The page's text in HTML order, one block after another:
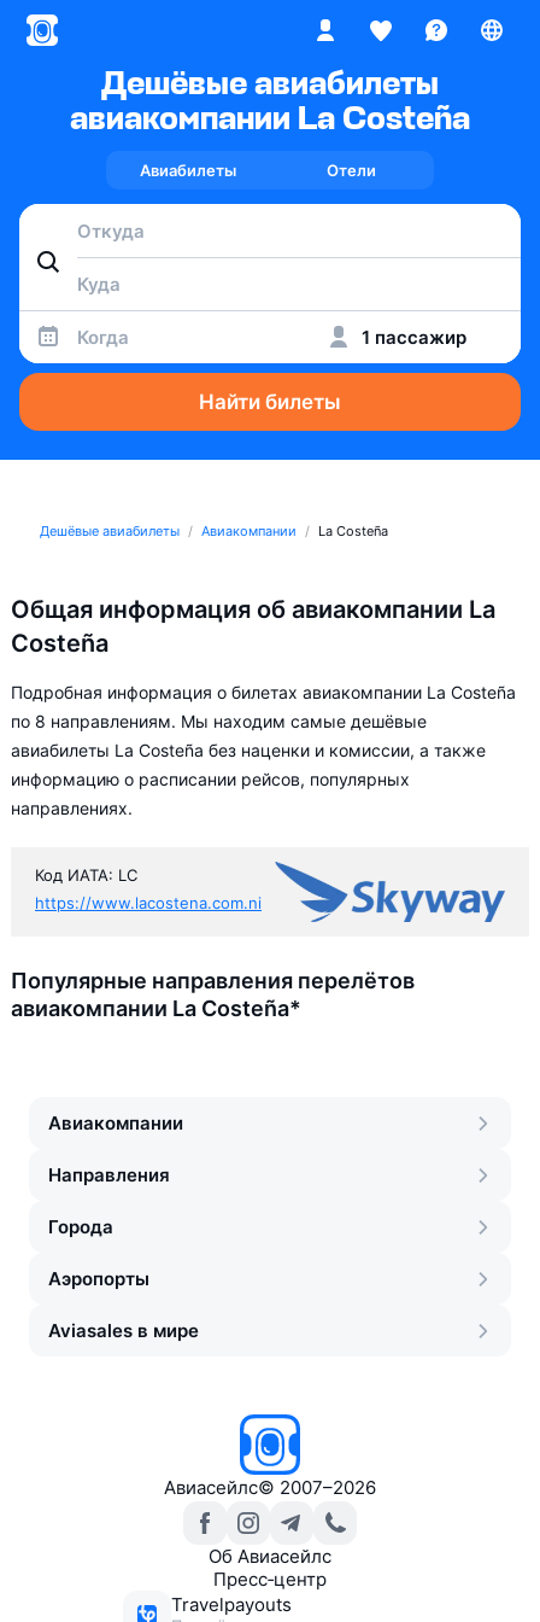
Дешёвые авиабилеты
авиакомпании La Costeña
Авиабилеты Отели
Когда 1 пассажир
Найти билеты
Дешёвые авиабилеты Авиакомпании La Costeña
Общая информация об авиакомпании La
Costeña
Подробная информация о билетах авиакомпании La Costeña
по 8 направлениям. Мы находим самые дешёвые
авиабилеты La Costeña без наценки и комиссии, а также
информацию о расписании рейсов, популярных
направлениях.
Код ИАТА: LC
https://www.lacostena.com.ni
Популярные направления перелётов
авиакомпании La Costeña*
Авиакомпании
Направления
Города
Аэропорты
Aviasales в мире
Авиасейлс© 2007–2026
Об Авиасейлс
Пресс‑центр
Travelpayouts